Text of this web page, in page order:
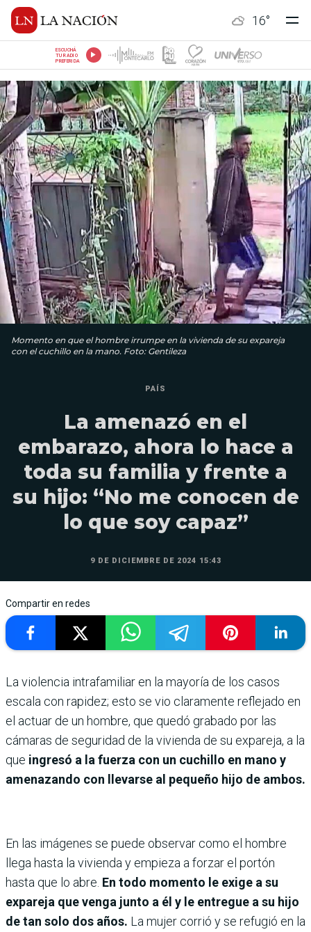
16°
ESCUCHÁ
TU RADIO
PREFERIDA
Momento en que el hombre irrumpe en la vivienda de su expareja
con el cuchillo en la mano. Foto: Gentileza
PAÍS
La amenazó en el
embarazo, ahora lo hace a
toda su familia y frente a
su hijo: “No me conocen de
lo que soy capaz”
9 DE DICIEMBRE DE 2024 15:43
Compartir en redes
La violencia intrafamiliar en la mayoría de los casos
escala con rapidez; esto se vio claramente reflejado en
el actuar de un hombre, que quedó grabado por las
cámaras de seguridad de la vivienda de su expareja, a la
que ingresó a la fuerza con un cuchillo en mano y
amenazando con llevarse al pequeño hijo de ambos.
En las imágenes se puede observar como el hombre
llega hasta la vivienda y empieza a forzar el portón
hasta que lo abre. En todo momento le exige a su
expareja que venga junto a él y le entregue a su hijo
de tan solo dos años. La mujer corrió y se refugió en la